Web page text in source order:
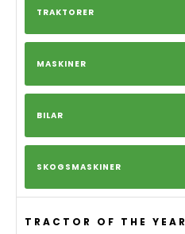
TRAKTORER
MASKINER
BILAR
SKOGSMASKINER
TRACTOR OF THE YEAR